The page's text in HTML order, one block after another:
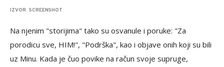
IZVOR: SCREENSHOT
Na njenim "storijima" tako su osvanule i poruke: "Za
porodicu sve, HIM!", "Podrška", kao i objave onih koji su bili
uz Minu. Kada je čuo povike na račun svoje supruge,